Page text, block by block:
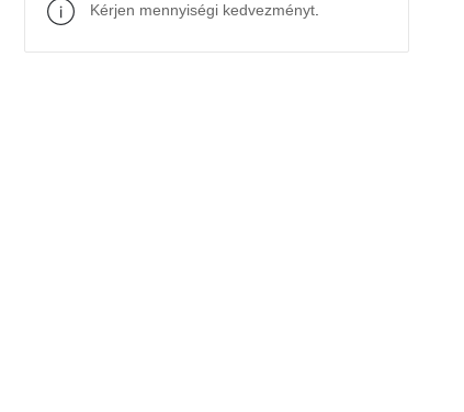
Kérjen mennyiségi kedvezményt.